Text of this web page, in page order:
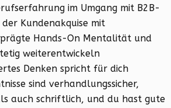
im Umgang mit B2B-
Kundenakquise mit
Hands-On Mentalität und
weiterentwickeln
Denken spricht für dich
sind verhandlungssicher,
auch schriftlich, und du hast gute